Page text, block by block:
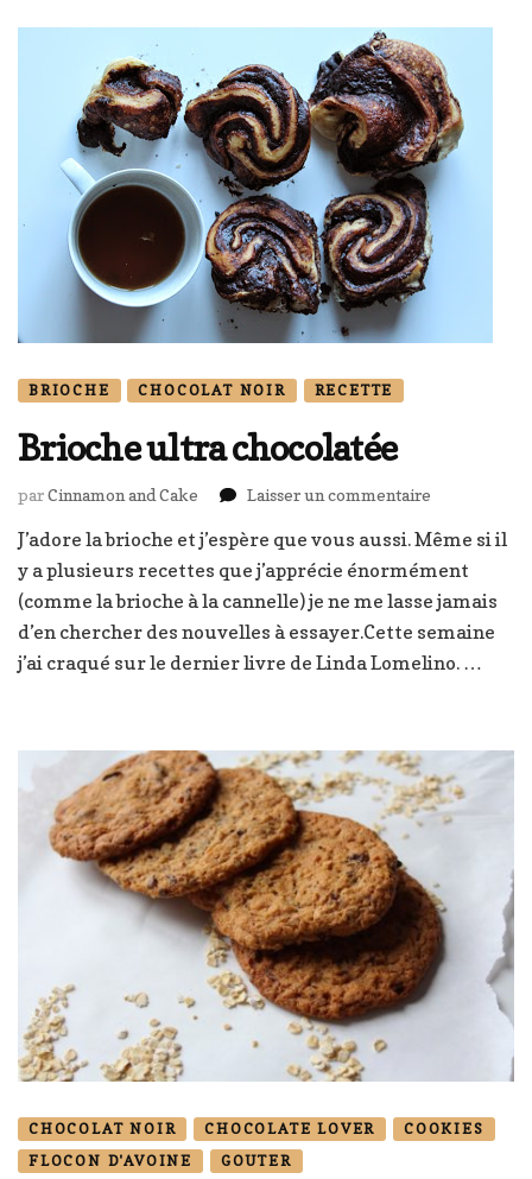
BRIOCHE CHOCOLAT NOIR RECETTE
Brioche ultra chocolatée
parCinnamon and Cake Laisser un commentaire
ultra
chocolatée
J’adore la brioche et j’espère que vous aussi. Même si il
y a plusieurs recettes que j’apprécie énormément
(comme la brioche à la cannelle) je ne me lasse jamais
d’en chercher des nouvelles à essayer.Cette semaine
j’ai craqué sur le dernier livre de Linda Lomelino. …
CHOCOLAT NOIR CHOCOLATE LOVER
COOKIES
FLOCON D'AVOINE
GOUTER